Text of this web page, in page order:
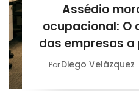
Assédio
ocupacional: O
das empresas
PorDiego Velázquez